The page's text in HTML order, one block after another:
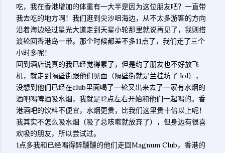
吃，我在香港增加的体重有一大半是因为这位朋友吧？一直带
我去吃的地方啊！我们逛到尖沙咀海边，从不太多游客的方向
沿着海边经过星光大道走到天星小轮那里就说再见了，我则搭
渡轮回香港岛一带。那个时候都差不多11点了，我们走了三个
小时多呢！
回到酒店说真的我已经觉得累了，但是约了朋友也不好放飞
机，就走到隔壁街跟他们见面（隔壁街就是兰桂坊了 lol），
没想到他们已经在club里面喝了一轮又出来去了一家有水烟的
酒吧喝啤酒吸水烟，我就是12点左右开始和他们一起喝的。香
港酒吧的饮料不便宜，水烟更贵，比我们这里贵十倍以上呢！
我其实不怎么吸水烟（吸了总咳嗽就放弃了），但身边有很喜
欢吸的朋友，所以尝试过。
1点多我和已经喝得醉醺醺的他们走回Magnum Club，香港的